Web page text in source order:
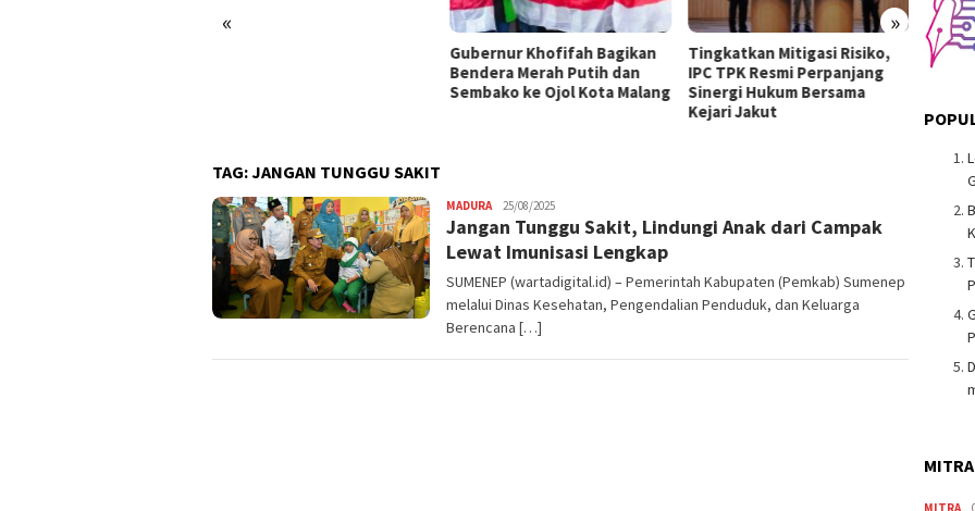
« »
Gubernur Khofifah Bagikan
Bendera Merah Putih dan
Sembako ke Ojol Kota Malang
Tingkatkan Mitigasi Risiko,
IPC TPK Resmi Perpanjang
Sinergi Hukum Bersama
Kejari Jakut
TAG:JANGAN TUNGGU SAKIT
MADURAAdmin
Warta
25/08/2025
Jangan Tunggu Sakit, Lindungi Anak dari Campak
Lewat Imunisasi Lengkap
SUMENEP (wartadigital.id) – Pemerintah Kabupaten (Pemkab) Sumenep
melalui Dinas Kesehatan, Pengendalian Penduduk, dan Keluarga
Berencana […]
MITRA
MITRA